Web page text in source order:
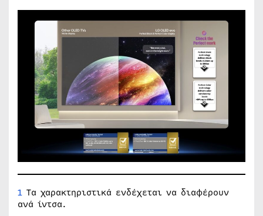
1 Τα χαρακτηριστικά ενδέχεται να διαφέρουν
ανά ίντσα.